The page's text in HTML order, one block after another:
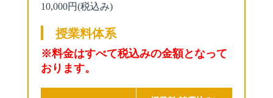
10,000円(税込み)
授業料体系
※料金はすべて税込みの金額となって
おります。